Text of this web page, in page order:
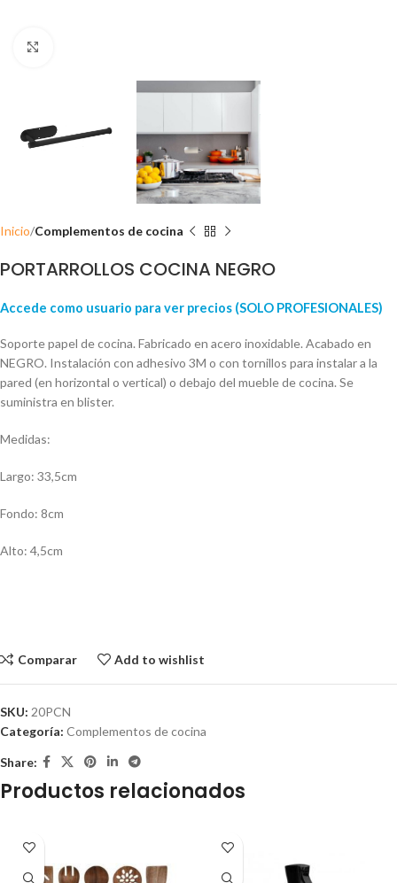
Inicio Complementos de cocina
PORTARROLLOS COCINA NEGRO
Accede como usuario para ver precios (SOLO PROFESIONALES)
Soporte papel de cocina. Fabricado en acero inoxidable. Acabado en
NEGRO. Instalación con adhesivo 3M o con tornillos para instalar a la
pared (en horizontal o vertical) o debajo del mueble de cocina. Se
suministra en blister.
Medidas:
Largo: 33,5cm
Fondo: 8cm
Alto: 4,5cm
Comparar Add to wishlist
SKU: 20PCN
Categoría: Complementos de cocina
Share:
Productos relacionados